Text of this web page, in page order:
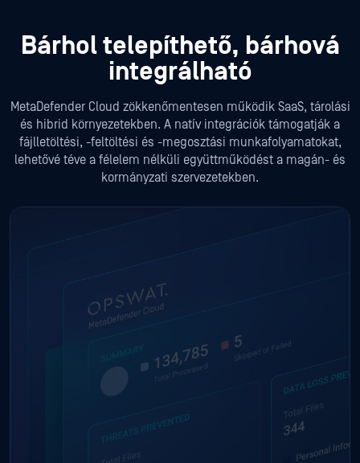
Bárhol telepíthető, bárhová
integrálható
MetaDefender Cloud zökkenőmentesen működik SaaS, tárolási
és hibrid környezetekben. A natív integrációk támogatják a
fájlletöltési, -feltöltési és -megosztási munkafolyamatokat,
lehetővé téve a félelem nélküli együttműködést a magán- és
kormányzati szervezetekben.